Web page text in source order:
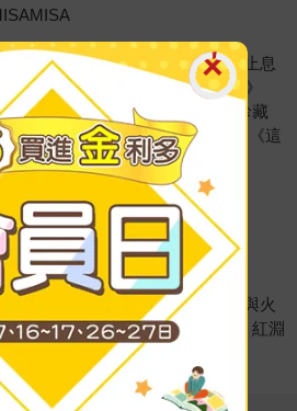
她們》《黑夜裡的螢光》《當風止息
02亡靈的筆記本》《微光的翅膀》
》《當風止息時 01琉璃鬼殺(L夾珍藏
四季：春夏秋冬系列番外合輯》《這
《總會有一天》《第二次初戀》
畫大賞銅賞。作品包含星子《月與火
泉《風動鳴》、 貓邏《上仙》、 紅淵
面繪圖。